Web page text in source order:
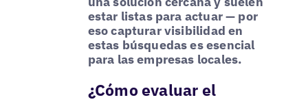
estar listas para actuar — por
eso capturar visibilidad en
estas búsquedas es esencial
para las empresas locales.
¿Cómo evaluar el